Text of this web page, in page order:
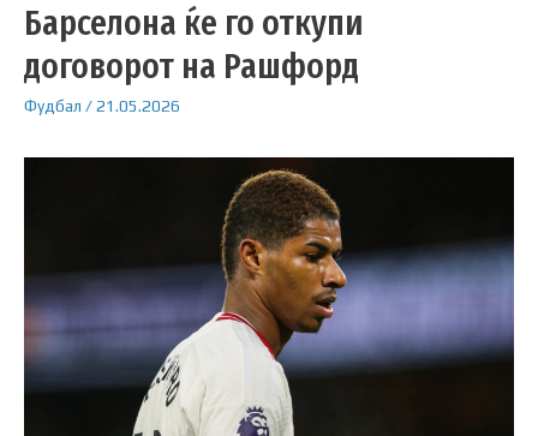
Барселона ќе го откупи
договорот на Рашфорд
Фудбал /21.05.2026